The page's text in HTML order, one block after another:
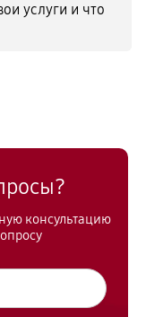
услуги и что
консультацию